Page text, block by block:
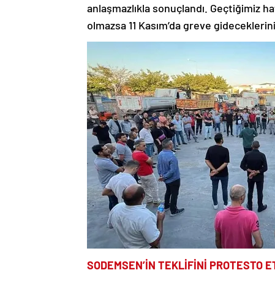
anlaşmazlıkla sonuçlandı. Geçtiğimiz
olmazsa 11 Kasım’da greve
SODEMSEN’İN TEKLİFİNİ PROTESTO